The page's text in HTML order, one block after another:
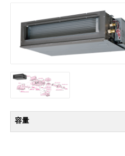
容量